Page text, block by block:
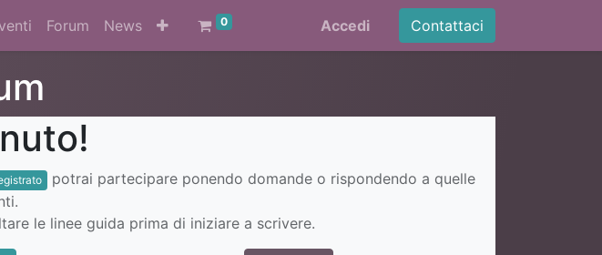
Forum News 0 Accedi Contattaci
potrai partecipare ponendo domande o rispondendo a quelle
le linee guida prima di iniziare a scrivere.